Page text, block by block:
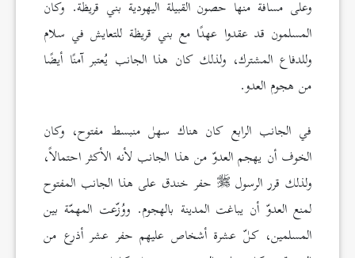
وعلى مسافة منها حصون القبيلة اليهودية بني قريظة. وكان
المسلمون قد عقدوا عهدًا مع بني قريظة للتعايش في سلام
وللدفاع المشترك، ولذلك كان هذا الجانب يُعتبر آمنًا أيضًا
من هجوم العدو.
في الجانب الرابع كان هناك سهل منبسط مفتوح، وكان
الخوف أن يهجم العدوّ من هذا الجانب لأنه الأكثر احتمالاً،
ولذلك قرر الرسول
حفر خندق على هذا الجانب المفتوح
لمنع العدوّ أن يباغت المدينة بالهجوم. ووُزّعت المهمّة بين
المسلمين، كلّ عشرة أشخاص عليهم حفر عشر أذرع من